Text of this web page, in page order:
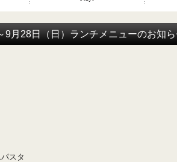
9月28日（日）ランチメニューのお知
スタ